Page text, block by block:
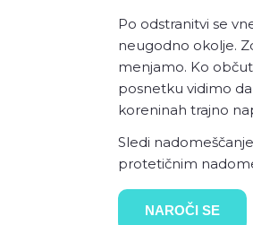
Po odstranitvi se
neugodno okolje.
menjamo. Ko
posnetku vidimo
koreninah trajno
Sledi
protetičnim
NAROČI SE